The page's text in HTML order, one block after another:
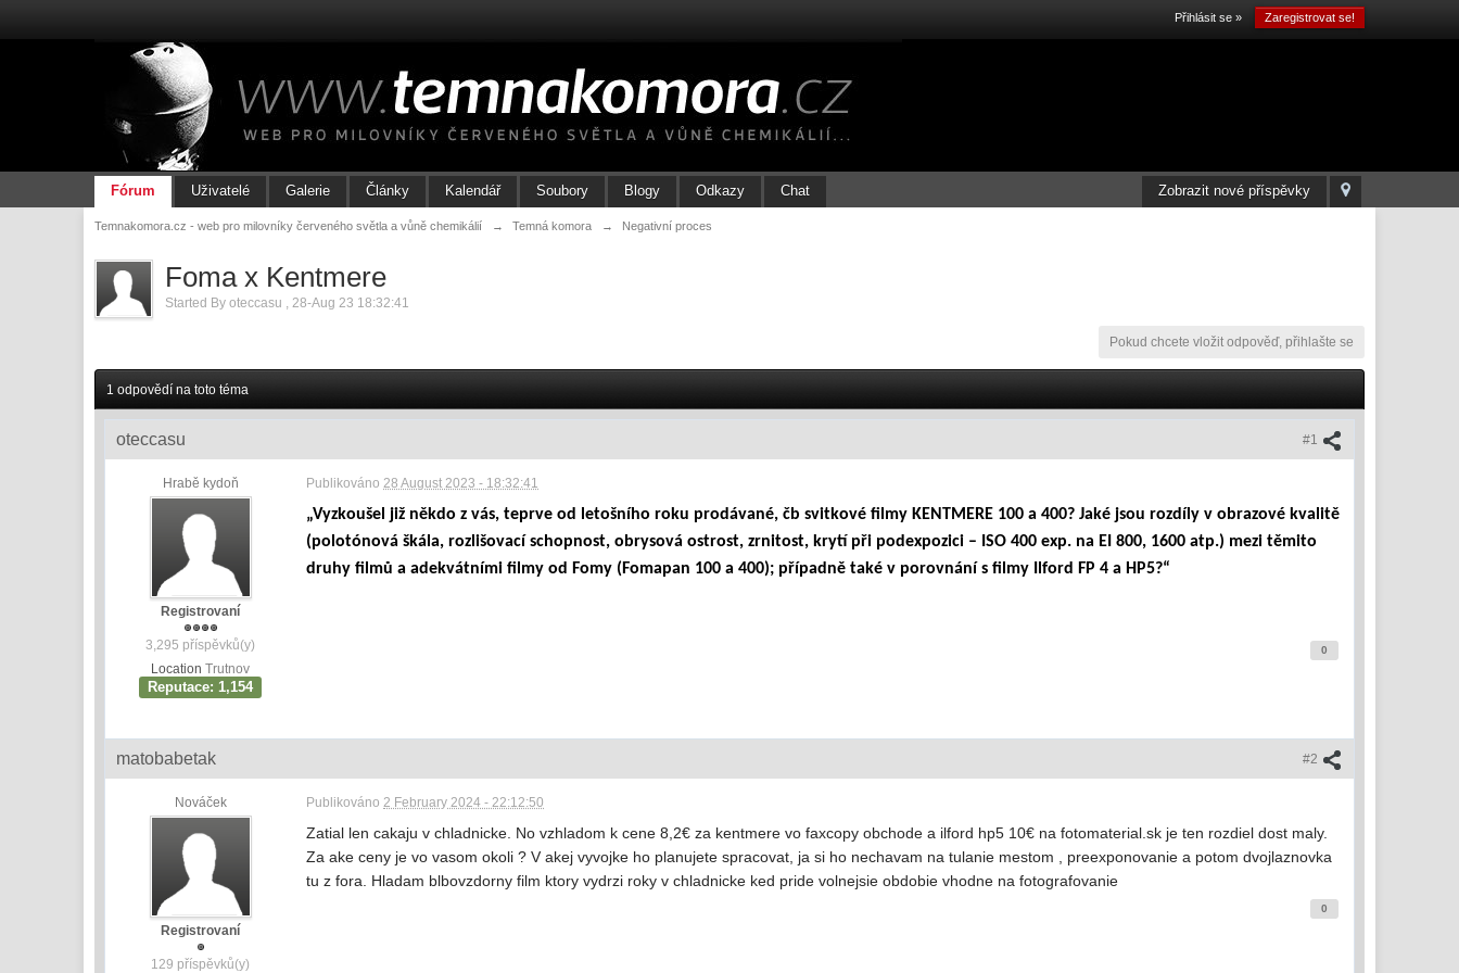
Přihlásit se » Zaregistrovat se!
Zobrazit nové příspěvky
Fórum Uživatelé Galerie Články Kalendář Soubory Blogy Odkazy Chat
Temnakomora.cz - web pro milovníky červeného světla a vůně chemikálií → Temná komora → Negativní proces
Foma x Kentmere
Started Byoteccasu ,28-Aug 23 18:32:41
Pokud chcete vložit odpověď, přihlašte se
1 odpovědí na toto téma
#1
oteccasu
Hrabě kydoň
Registrovaní
3,295 příspěvků(y)
Location Trutnov
Reputace: 1,154
Publikováno28 August 2023 - 18:32:41
„Vyzkoušel již někdo z vás, teprve od letošního roku prodávané, čb svitkové filmy KENTMERE 100 a 400? Jaké jsou rozdíly v obrazové kvalitě
(polotónová škála, rozlišovací schopnost, obrysová ostrost, zrnitost, krytí při podexpozici – ISO 400 exp. na EI 800, 1600 atp.) mezi těmito
druhy filmů a adekvátními filmy od Fomy (Fomapan 100 a 400); případně také v porovnání s filmy Ilford FP 4 a HP5?“
0
#2
matobabetak
Nováček
Registrovaní
129 příspěvků(y)
Publikováno2 February 2024 - 22:12:50
Zatial len cakaju v chladnicke. No vzhladom k cene 8,2€ za kentmere vo faxcopy obchode a ilford hp5 10€ na fotomaterial.sk je ten rozdiel dost maly.
Za ake ceny je vo vasom okoli ? V akej vyvojke ho planujete spracovat, ja si ho nechavam na tulanie mestom , preexponovanie a potom dvojlaznovka
tu z fora. Hladam blbovzdorny film ktory vydrzi roky v chladnicke ked pride volnejsie obdobie vhodne na fotografovanie
0